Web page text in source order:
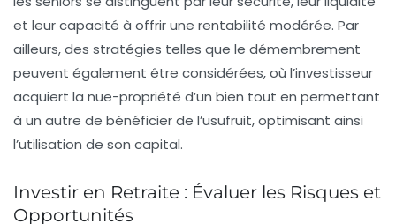
et leur capacité à offrir une rentabilité modérée. Par
ailleurs, des stratégies telles que le démembrement
peuvent également être considérées, où l’investisseur
acquiert la nue-propriété d’un bien tout en permettant
à un autre de bénéficier de l’usufruit, optimisant ainsi
l’utilisation de son capital.
Investir en Retraite : Évaluer les Risques et
Opportunités